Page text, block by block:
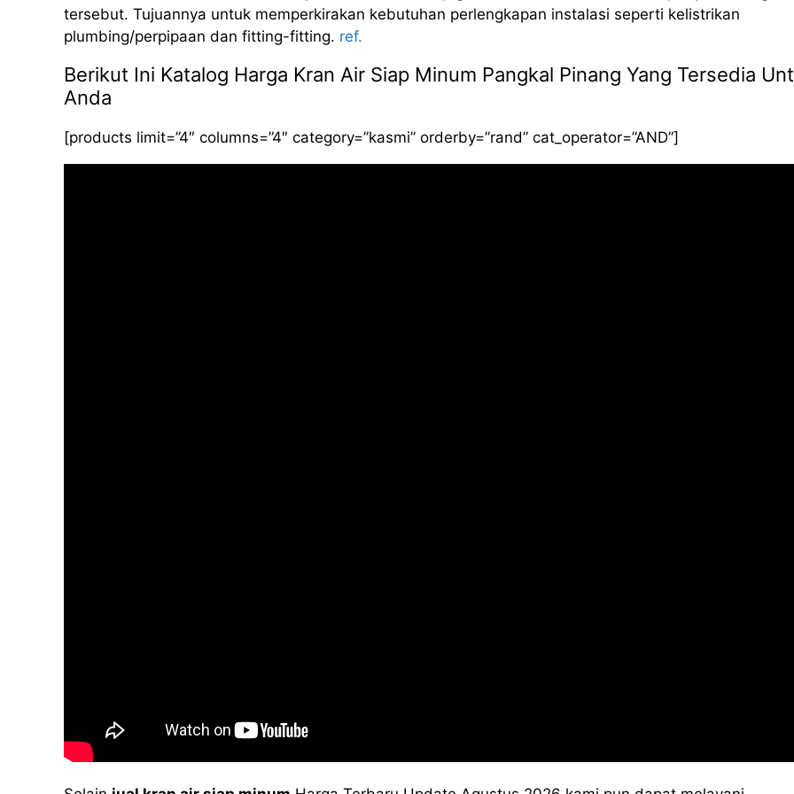
tersebut. Tujuannya untuk memperkirakan kebutuhan perlengkapan instalasi seperti kelistrikan
plumbing/perpipaan dan fitting-fitting. ref.
Berikut Ini Katalog Harga Kran Air Siap Minum Pangkal Pinang Yang Tersedia
Anda
[products limit=”4″ columns=”4″ category=”kasmi” orderby=”rand” cat_operator=”AND”]